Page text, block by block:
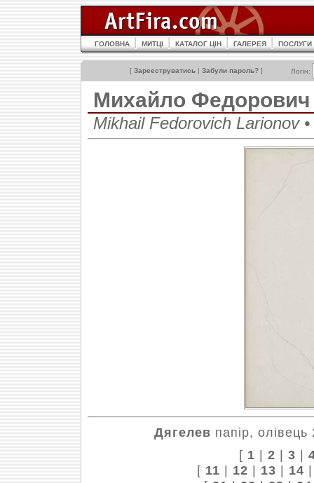
ГОЛОВНА МИТЦІ КАТАЛОГ ЦІН ГАЛЕРЕЯ ПОСЛУГИ
[ Зареєструватись | Забули пароль? ] Логін:
Михайло
Mikhail Fedorovich Larionov
Дягелев папір,
[ 1 | 2 | 3 |
[ 11 | 12 | 13 | 14